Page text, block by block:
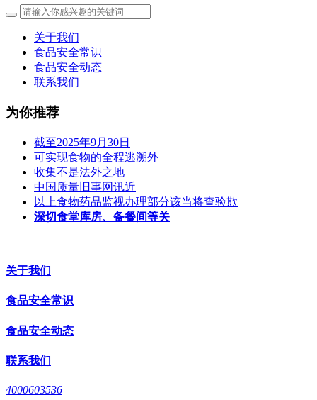
关于我们
食品安全常识
食品安全动态
联系我们
为你推荐
截至2025年9月30日
可实现食物的全程逃溯外
收集不是法外之地
中国质量旧事网讯近
以上食物药品监视办理部分该当将查验欺
深切食堂库房、备餐间等关
关于我们
食品安全常识
食品安全动态
联系我们
4000603536